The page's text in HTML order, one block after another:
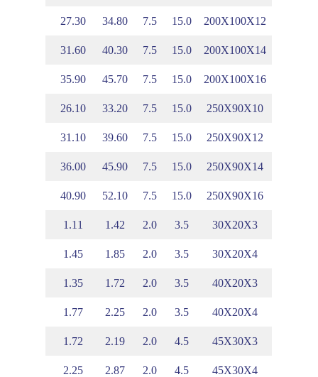
200X100X12
15.0
7.5
34.80
27.30
200X100X14
15.0
7.5
40.30
31.60
200X100X16
15.0
7.5
45.70
35.90
250X90X10
15.0
7.5
33.20
26.10
250X90X12
15.0
7.5
39.60
31.10
250X90X14
15.0
7.5
45.90
36.00
250X90X16
15.0
7.5
52.10
40.90
30X20X3
3.5
2.0
1.42
1.11
30X20X4
3.5
2.0
1.85
1.45
40X20X3
3.5
2.0
1.72
1.35
40X20X4
3.5
2.0
2.25
1.77
45X30X3
4.5
2.0
2.19
1.72
45X30X4
4.5
2.0
2.87
2.25